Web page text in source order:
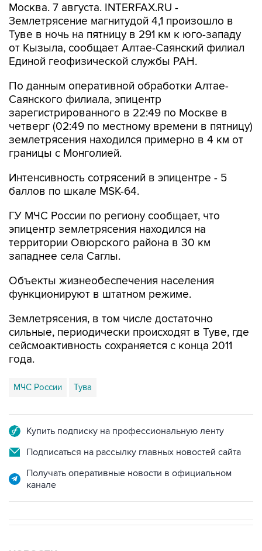
Москва. 7 августа. INTERFAX.RU -
Землетрясение магнитудой 4,1 произошло в
Туве в ночь на пятницу в 291 км к юго-западу
от Кызыла, сообщает Алтае-Саянский филиал
Единой геофизической службы РАН.
По данным оперативной обработки Алтае-
Саянского филиала, эпицентр
зарегистрированного в 22:49 по Москве в
четверг (02:49 по местному времени в пятницу)
землетрясения находился примерно в 4 км от
границы с Монголией.
Интенсивность сотрясений в эпицентре - 5
баллов по шкале MSK-64.
ГУ МЧС России по региону сообщает, что
эпицентр землетрясения находился на
территории Овюрского района в 30 км
западнее села Саглы.
Объекты жизнеобеспечения населения
функционируют в штатном режиме.
Землетрясения, в том числе достаточно
сильные, периодически происходят в Туве, где
сейсмоактивность сохраняется с конца 2011
года.
МЧС России Тува
Купить подписку на профессиональную ленту
Подписаться на рассылку главных новостей сайта
Получать оперативные новости в официальном
канале